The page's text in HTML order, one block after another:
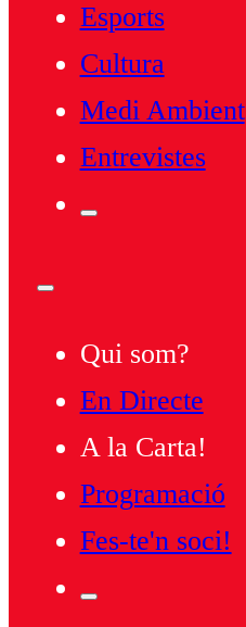
Esports
Cultura
Medi Ambient
Entrevistes
Qui som?
En Directe
A la Carta!
Programació
Fes-te'n soci!